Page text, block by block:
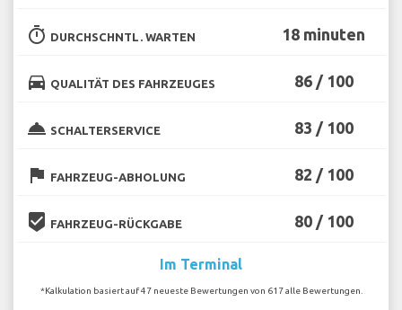
timer DURCHSCHNTL. WARTEN 18 minuten
directions_car QUALITÄT DES FAHRZEUGES 86 / 100
room_service SCHALTERSERVICE 83 / 100
flag FAHRZEUG-ABHOLUNG 82 / 100
beenhere FAHRZEUG-RÜCKGABE 80 / 100
Im Terminal
*Kalkulation basiert auf 47 neueste Bewertungen von 617 alle Bewertungen.